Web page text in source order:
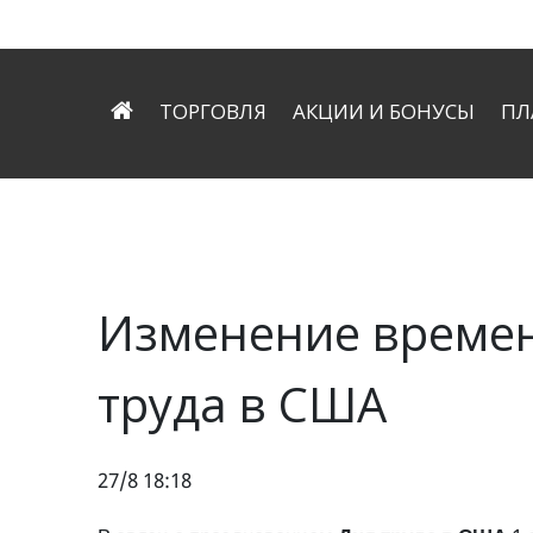
ТОРГОВЛЯ АКЦИИ И БОНУСЫ
Изменение
труда в США
27/8 18:18